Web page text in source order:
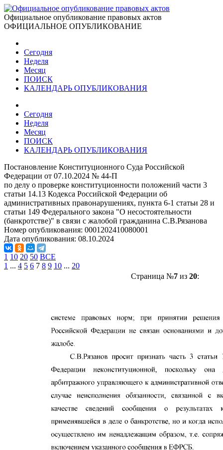
Официальное опубликование правовых актов
ОФИЦИАЛЬНОЕ ОПУБЛИКОВАНИЕ
Сегодня
Неделя
Месяц
ПОИСК
КАЛЕНДАРЬ ОПУБЛИКОВАНИЯ
Сегодня
Неделя
Месяц
ПОИСК
КАЛЕНДАРЬ ОПУБЛИКОВАНИЯ
Постановление Конституционного Суда Российской
Федерации от 07.10.2024 № 44-П
по делу о проверке конституционности положений части 3
статьи 14.13 Кодекса Российской Федерации об
административных правонарушениях, пункта 6-1 статьи 28 и
статьи 149 Федерального закона "О несостоятельности
(банкротстве)" в связи с жалобой гражданина С.В.Рязанова
Номер опубликования: 0001202410080001
Дата опубликования: 08.10.2024
1 10 20 50 ВСЕ
1 ... 4 5 6 7 8 9 10 ... 20
Страница №7из 20: